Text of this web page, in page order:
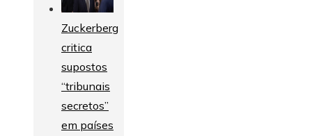
Zuckerberg
critica
supostos
“tribunais
secretos”
em países